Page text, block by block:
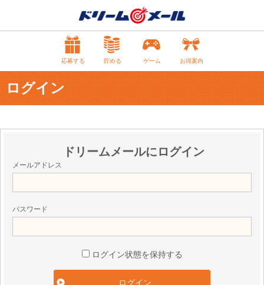
応募する 貯める ゲーム お得案内
ログイン
ドリームメールにログイン
メールアドレス
パスワード
ログイン状態を保持する